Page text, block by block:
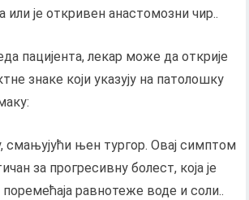
или је откривен анастомозни чир..
пацијента, лекар може да открије
знаке који указују на патолошку
њен тургор. Овај симптом
за прогресивну болест, која је
равнотеже воде и соли..